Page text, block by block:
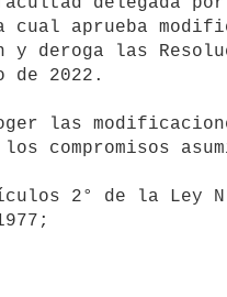
aprueba
y deroga las
2022.
los compromisos